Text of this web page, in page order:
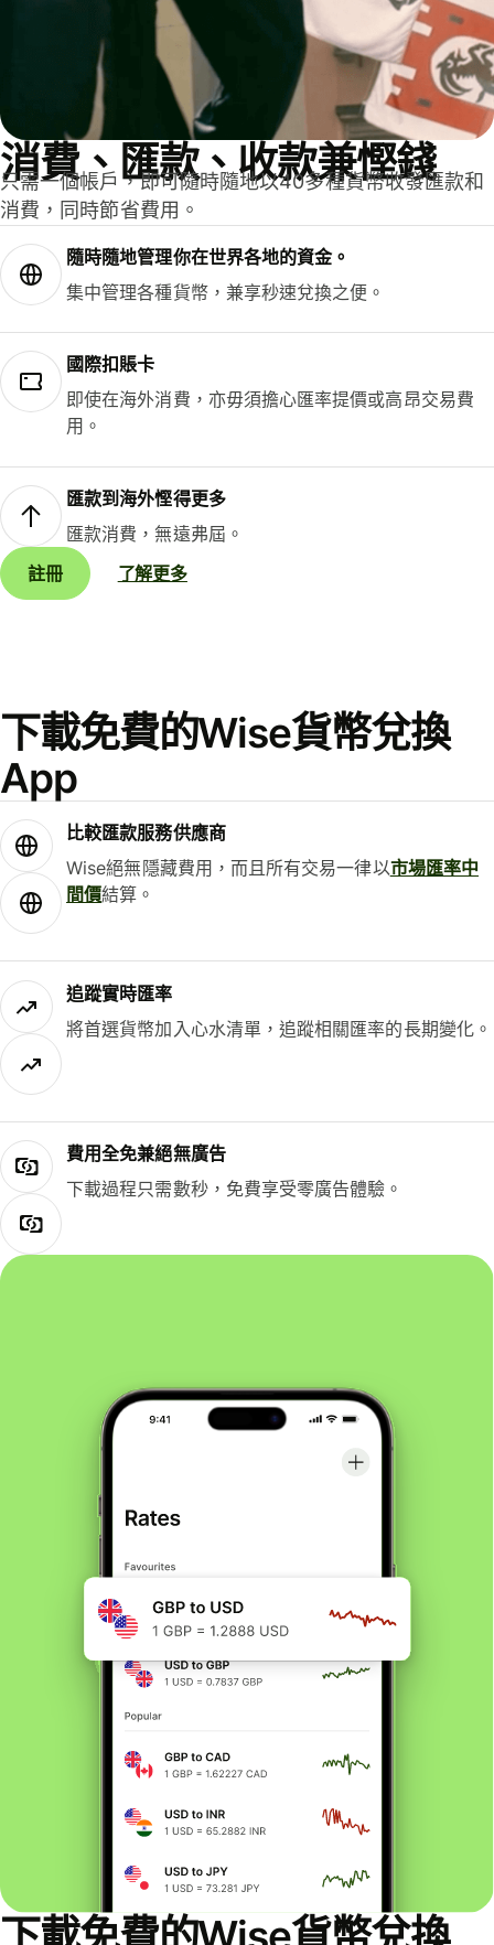
消費、匯款、收款兼慳錢
只需一個帳戶，即可隨時隨地以40多種貨幣收發匯款和
消費，同時節省費用。
隨時隨地管理你在世界各地的資金。
集中管理各種貨幣，兼享秒速兌換之便。
國際扣賬卡
即使在海外消費，亦毋須擔心匯率提價或高昂交易費
用。
匯款到海外慳得更多
匯款消費，無遠弗屆。
註冊
了解更多
下載免費的Wise貨幣兌換
App
比較匯款服務供應商
Wise絕無隱藏費用，而且所有交易一律以市場匯率中
間價結算。
追蹤實時匯率
將首選貨幣加入心水清單，追蹤相關匯率的長期變化。
費用全免兼絕無廣告
下載過程只需數秒，免費享受零廣告體驗。